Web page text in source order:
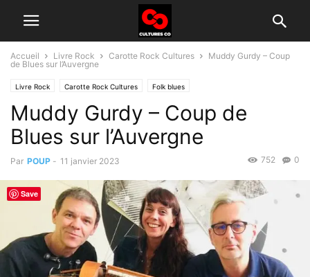
Accueil Livre Rock Carotte Rock Cultures
Muddy Gurdy – Coup
de Blues sur l’Auvergne
Livre Rock Carotte Rock Cultures Folk blues
Muddy Gurdy – Coup de
Blues sur l’Auvergne
Par POUP - 11 janvier 2023 0
752
Save